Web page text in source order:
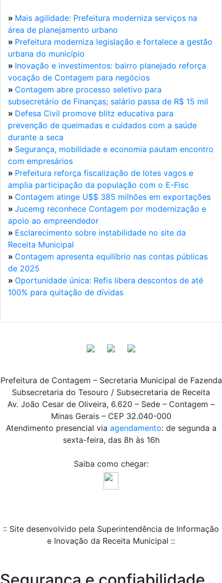
» Mais agilidade: Prefeitura moderniza serviços na
área de planejamento urbano
» Prefeitura moderniza legislação e fortalece a gestão
urbana do município
» Inovação e investimentos: bairro planejado reforça
vocação de Contagem para negócios
» Contagem abre processo seletivo para
subsecretário de Finanças; salário passa de R$ 15 mil
» Defesa Civil promove blitz educativa para
prevenção de queimadas e cuidados com a saúde
durante a seca
» Segurança, mobilidade e economia pautam encontro
com empresários
» Prefeitura reforça fiscalização de lotes vagos e
amplia participação da população com o E-Fisc
» Contagem atinge U$$ 385 milhões em exportações
» Jucemg reconhece Contagem por modernização e
apoio ao empreendedor
» Esclarecimento sobre instabilidade no site da
Receita Municipal
» Contagem apresenta equilíbrio nas contas públicas
de 2025
» Oportunidade única: Refis libera descontos de até
100% para quitação de dívidas
Prefeitura de Contagem – Secretaria Municipal de Fazenda
Subsecretaria do Tesouro / Subsecretaria de Receita
Av. João Cesar de Oliveira, 6.620 – Sede – Contagem –
Minas Gerais – CEP 32.040-000
Atendimento presencial via agendamento: de segunda a
sexta-feira, das 8h às 16h
Saiba como chegar:
:: Site desenvolvido pela Superintendência de Informação
e Inovação da Receita Municipal ::